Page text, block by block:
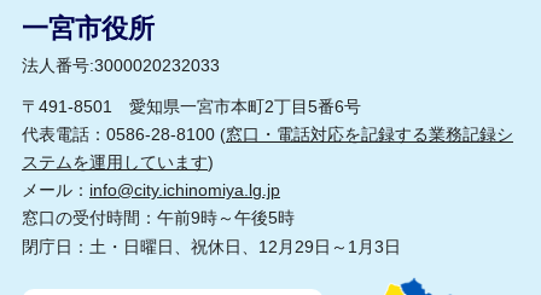
一宮市役所
法人番号:3000020232033
〒491-8501 愛知県一宮市本町2丁目5番6号
代表電話：0586-28-8100 (窓口・電話対応を記録する業務記録シ
ステムを運用しています)
メール： info@city.ichinomiya.lg.jp
窓口の受付時間：午前9時～午後5時
閉庁日：土・日曜日、祝休日、12月29日～1月3日